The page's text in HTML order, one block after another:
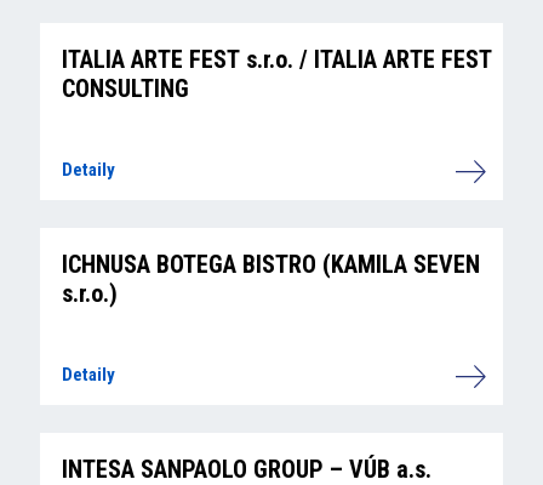
ITALIA ARTE FEST s.r.o. / ITALIA ARTE FEST
CONSULTING
Detaily
ICHNUSA BOTEGA BISTRO (KAMILA SEVEN
s.r.o.)
Detaily
INTESA SANPAOLO GROUP – VÚB a.s.